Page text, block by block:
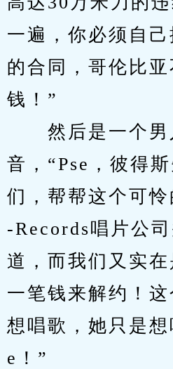
一遍，你必须自
的合同，哥伦比
钱！”
然后是一个男
音，“Pse，彼得
们，帮帮这个可
-Records唱片公
道，而我们又实
一笔钱来解约！
想唱歌，她只是
e！”